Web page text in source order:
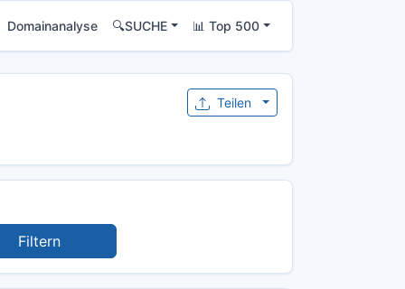
Domainanalyse 🔍SUCHE 📊 Top 500
Teilen
Filtern